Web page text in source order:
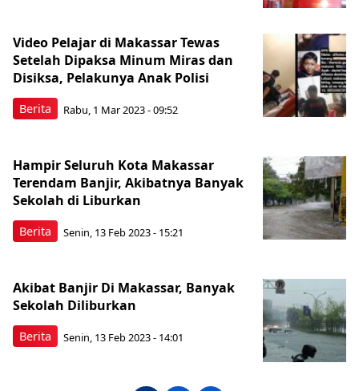
Berita
Video Pelajar di Makassar Tewas
Setelah Dipaksa Minum Miras dan
Disiksa, Pelakunya Anak Polisi
Rabu, 1 Mar 2023 - 09:52
Berita
Hampir Seluruh Kota Makassar
Terendam Banjir, Akibatnya Banyak
Sekolah di Liburkan
Senin, 13 Feb 2023 - 15:21
Berita
Akibat Banjir Di Makassar, Banyak
Sekolah Diliburkan
Senin, 13 Feb 2023 - 14:01